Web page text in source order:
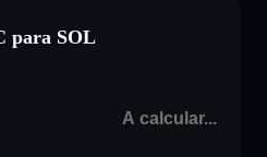
para SOL